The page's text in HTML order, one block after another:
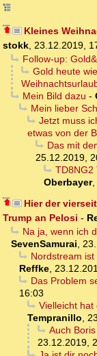
Kleines
stokk 23.12.2019,
Follow-up:
Gold heute
Mein Bild dazu -
Mein lieber
Jetzt muss
etwas von der
Das mit
25.12.2019,
TD8NG2
Oberbayer,
Hier der
Trump an Pelosi -
Na ja, wenn ich
SevenSamurai
Nordstream
Reffke
Das Problem
16:03
Vielleicht hat
Tempranillo
Auch
23.12.2019,